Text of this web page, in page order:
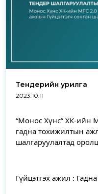
Тендерийн урилга
2023.10.11
“Монос Хүнс” ХК-ийн
гадна тохижилтын
шалгаруулалтад
Гүйцэтгэх ажил :